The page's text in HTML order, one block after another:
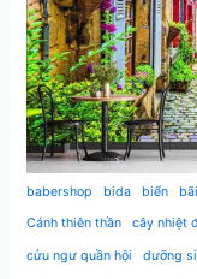
babershop bida biển
Cánh thiên thần
cây nhiệt
cửu ngư quần hội dưỡng